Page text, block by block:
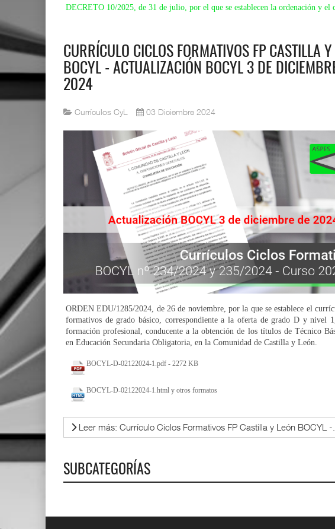
DECRETO 10/2025, de 31 de julio, por el que se establecen la ordenación y el
CURRÍCULO CICLOS FORMATIVOS FP CASTILLA Y
BOCYL - ACTUALIZACIÓN BOCYL 3 DE
2024
Currículos CyL 03 Diciembre 2024
ORDEN EDU/1285/2024, de 26 de noviembre, por la que se establece el
formativos de grado básico, correspondiente a la oferta de grado D y nivel
formación profesional, conducente a la obtención de los títulos de Técnico
en Educación Secundaria Obligatoria, en la Comunidad de Castilla y León.
BOCYL-D-02122024-1.pdf - 2272 KB
BOCYL-D-02122024-1.html y otros formatos
Leer más: Currículo Ciclos Formativos FP Castilla y León BOCYL -...
SUBCATEGORÍAS